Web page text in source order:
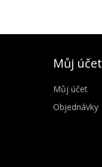
Můj účet
Můj účet
Objednávky